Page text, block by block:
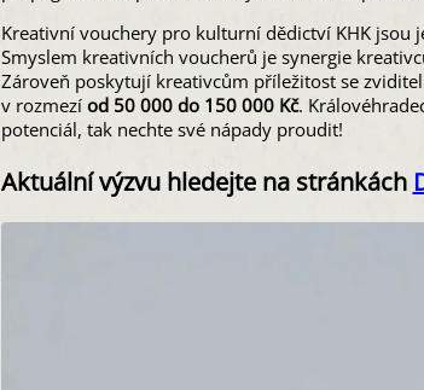
Kreativní vouchery pro kulturní dědictví KHK
Smyslem kreativních voucherů je synergie
Zároveň poskytují kreativcům příležitost se
v rozmezí od 50 000 do 150 000 Kč.
potenciál, tak nechte své nápady proudit!
Aktuální výzvu hledejte na stránkách